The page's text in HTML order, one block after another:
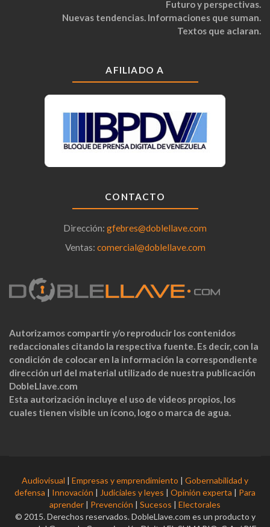
Futuro y perspectivas.
Nuevas tendencias. Informaciones que suman.
Textos que aclaran.
AFILIADO A
CONTACTO
Dirección: gfebres@doblellave.com
Ventas: comercial@doblellave.com
Autorizamos compartir y/o reproducir los contenidos
redaccionales citando la respectiva fuente. Es decir, con la
condición de colocar en la información la correspondiente
dirección url del material utilizado de nuestra publicación
DobleLlave.com
Esta autorización incluye el uso de videos propios, los
cuales tienen visible un ícono, logo o marca de agua.
Audiovisual | Empresas y emprendimiento | Gobernabilidad y
defensa | Innovación | Judiciales y leyes | Opinión experta | Para
aprender | Prevención | Sucesos | Electorales
© 2015. Derechos reservados. DobleLlave.com es un producto y